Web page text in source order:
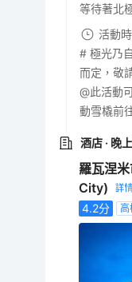
等待著北
活動
# 極光乃
而定，敬
@此活動
動雪橇前
酒店 · 晚上
羅瓦涅
City)
4.2分 高